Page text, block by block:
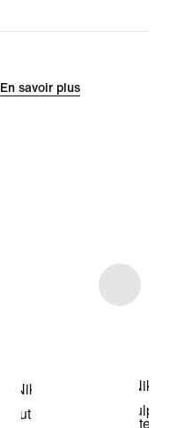
En savoir plus